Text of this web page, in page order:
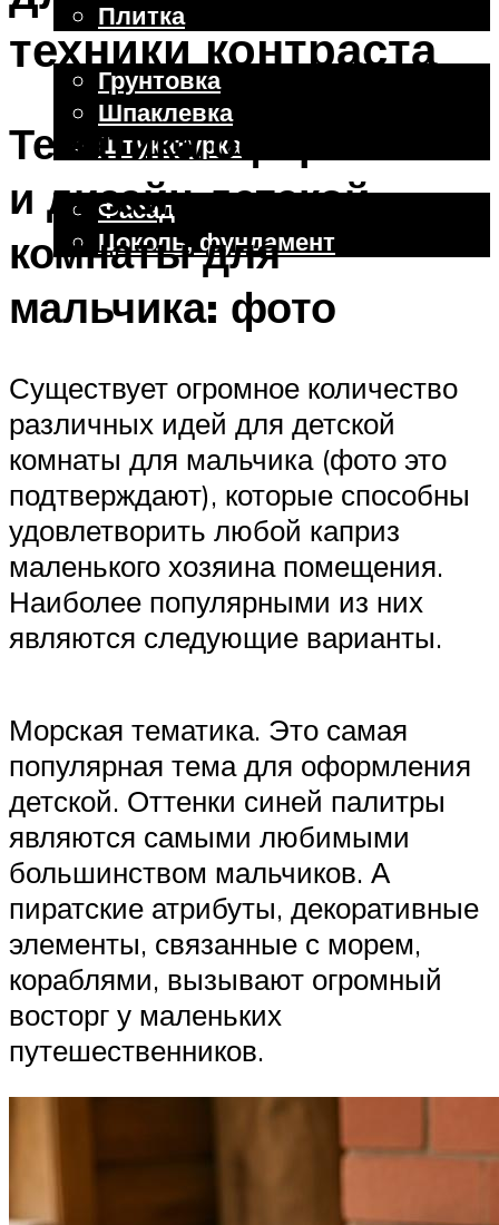
Плитка
Отделочные работы
Грунтовка
Шпаклевка
Штукатурка
Внешняя отделка
Фасад
Цоколь, фундамент
Меню
техники контраста
Тематика оформления
и дизайн детской
комнаты для
мальчика: фото
Существует огромное количество
различных идей для детской
комнаты для мальчика (фото это
подтверждают), которые способны
удовлетворить любой каприз
маленького хозяина помещения.
Наиболее популярными из них
являются следующие варианты.
Морская тематика. Это самая
популярная тема для оформления
детской. Оттенки синей палитры
являются самыми любимыми
большинством мальчиков. А
пиратские атрибуты, декоративные
элементы, связанные с морем,
кораблями, вызывают огромный
восторг у маленьких
путешественников.